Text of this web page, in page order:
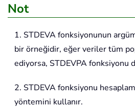
Not
1. STDEVA fonksiyonunun
bir örneğidir, eğer veriler tüm
ediyorsa, STDEVPA fonksiyonu
2. STDEVA fonksiyonu
yöntemini kullanır.